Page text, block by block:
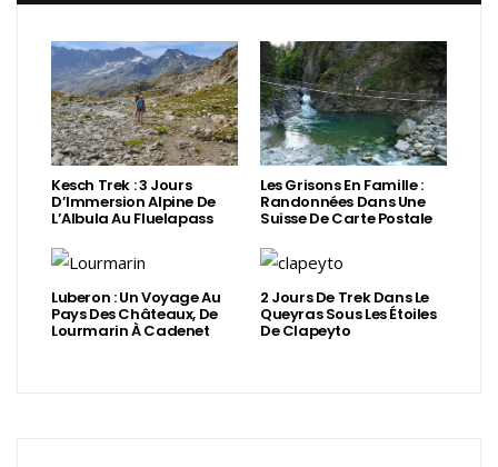
Kesch Trek : 3 Jours
D’Immersion Alpine De
L’Albula Au Fluelapass
Les Grisons En Famille :
Randonnées Dans Une
Suisse De Carte Postale
Luberon : Un Voyage Au
Pays Des Châteaux, De
Lourmarin À Cadenet
2 Jours De Trek Dans Le
Queyras Sous Les Étoiles
De Clapeyto